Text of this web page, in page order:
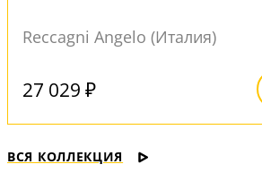
Reccagni Angelo (Италия)
27 029 ₽
ВСЯ КОЛЛЕКЦИЯ